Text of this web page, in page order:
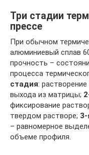
Три стадии
прессе
При обычном
алюминиевый сплав
прочность –
процесса
стадия:
выхода из матрицы;
фиксирование
твердом растворе;
– равномерное
объеме профиля.